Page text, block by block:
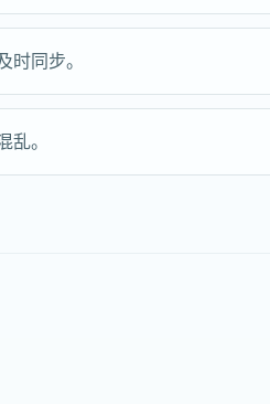
同步。
。